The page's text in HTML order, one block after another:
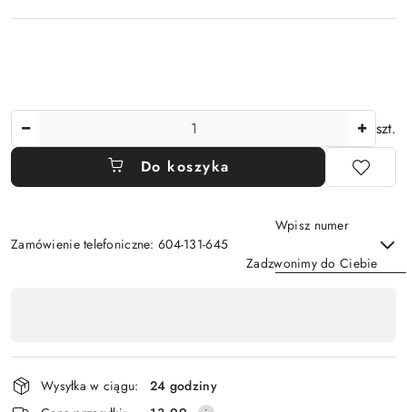
szt.
Do koszyka
Zamówienie telefoniczne: 604-131-645
Wpisz numer
Zadzwonimy do Ciebie
płatność
i
dostawa
Wysyłka w ciągu:
24 godziny